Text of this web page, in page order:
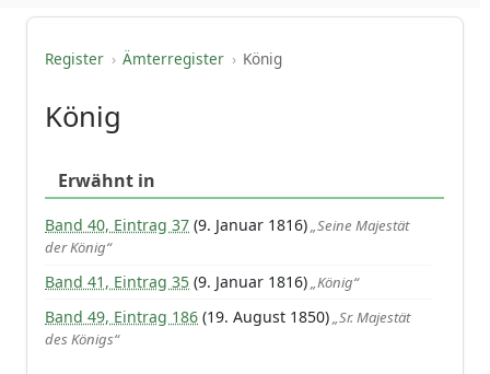
Register › Ämterregister › König
König
Erwähnt in
Band 40, Eintrag 37 (9. Januar 1816)„Seine Majestät
der König“
Band 41, Eintrag 35 (9. Januar 1816)„König“
Band 49, Eintrag 186 (19. August 1850)„Sr. Majestät
des Königs“